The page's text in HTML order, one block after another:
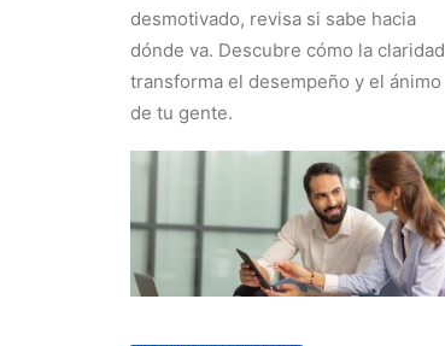
desmotivado, revisa si sabe hacia
dónde va. Descubre cómo la claridad
transforma el desempeño y el ánimo
de tu gente.